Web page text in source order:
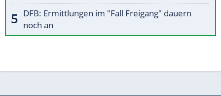
DFB: Ermittlungen im "Fall Freigang" dauern
noch an